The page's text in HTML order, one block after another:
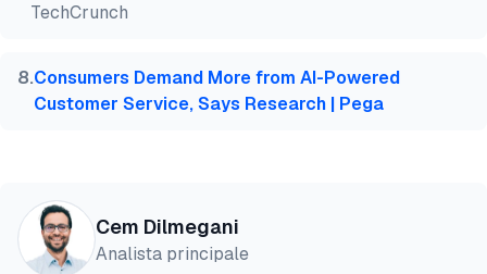
TechCrunch
8.Consumers Demand More from AI-Powered
Customer Service, Says Research | Pega
Cem Dilmegani
Analista principale